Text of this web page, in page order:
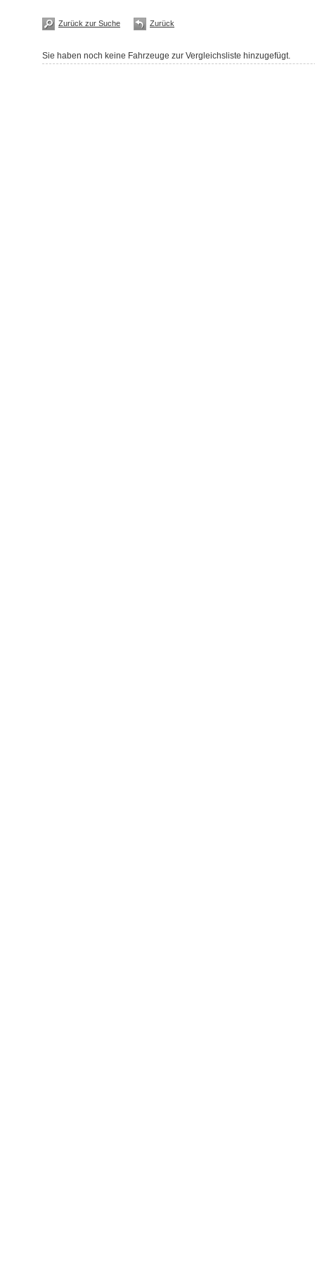
Zurück zur Suche Zurück
Sie haben noch keine Fahrzeuge zur Vergleichsliste hinzugefügt.